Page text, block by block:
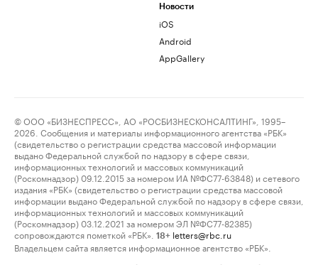
Новости
iOS
Android
AppGallery
© ООО «БИЗНЕСПРЕСС», АО «РОСБИЗНЕСКОНСАЛТИНГ», 1995–
2026. Сообщения и материалы информационного агентства «РБК»
(свидетельство о регистрации средства массовой информации
выдано Федеральной службой по надзору в сфере связи,
информационных технологий и массовых коммуникаций
(Роскомнадзор) 09.12.2015 за номером ИА №ФС77-63848) и сетевого
издания «РБК» (свидетельство о регистрации средства массовой
информации выдано Федеральной службой по надзору в сфере связи,
информационных технологий и массовых коммуникаций
(Роскомнадзор) 03.12.2021 за номером ЭЛ №ФС77-82385)
сопровождаются пометкой «РБК».
18+ letters@rbc.ru
Владельцем сайта является информационное агентство «РБК».